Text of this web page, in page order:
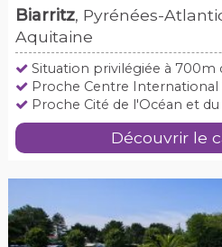
Biarritz, Pyrénées-
Aquitaine
Situation privilégiée à 700m
Proche Centre International
Proche Cité de l'Océan et du
Découvrir le